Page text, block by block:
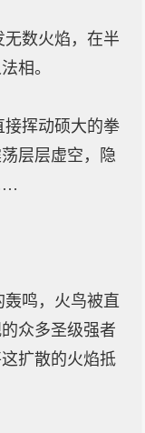
数火焰，在半
相。
挥动硕大的拳
层层虚空，隐
鸣，火鸟被直
众多圣级强者
扩散的火焰抵